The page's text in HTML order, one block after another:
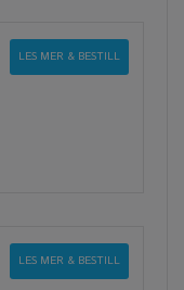
LES MER & BESTILL
LES MER & BESTILL